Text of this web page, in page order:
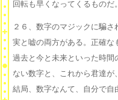
回転も早くなってくるものだ。
２６、数字のマジックに騙
実と嘘の両方がある。正確な
過去と今と未来といった時
ない数字と、これから君達が
結局、数字なんて、自分で自